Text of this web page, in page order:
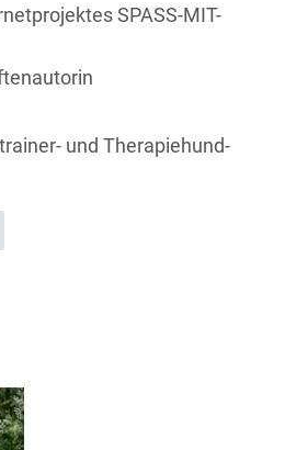
SPASS-MIT-
und Therapie­­hund­­